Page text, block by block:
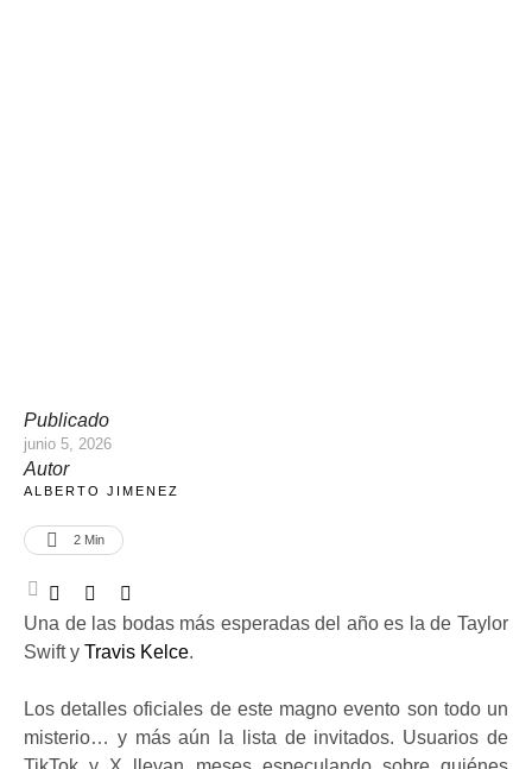
Publicado
junio 5, 2026
Autor
ALBERTO JIMENEZ
2 Min
Una de las bodas más esperadas del año es la de Taylor
Swift y Travis Kelce.
Los detalles oficiales de este magno evento son todo un
misterio… y más aún la lista de invitados. Usuarios de